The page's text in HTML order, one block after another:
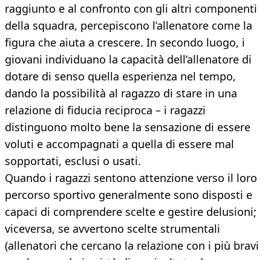
raggiunto e al confronto con gli altri componenti
della squadra, percepiscono l’allenatore come la
figura che aiuta a crescere. In secondo luogo, i
giovani individuano la capacità dell’allenatore di
dotare di senso quella esperienza nel tempo,
dando la possibilità al ragazzo di stare in una
relazione di fiducia reciproca – i ragazzi
distinguono molto bene la sensazione di essere
voluti e accompagnati a quella di essere mal
sopportati, esclusi o usati.
Quando i ragazzi sentono attenzione verso il loro
percorso sportivo generalmente sono disposti e
capaci di comprendere scelte e gestire delusioni;
viceversa, se avvertono scelte strumentali
(allenatori che cercano la relazione con i più bravi